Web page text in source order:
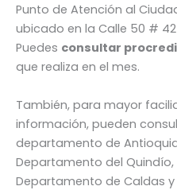
Punto de Atención al
ubicado en la Calle 50 #
Puedes consultar
que realiza en el mes.
También, para mayor
información, pueden
departamento de
Departamento del Quindío,
Departamento de Caldas y